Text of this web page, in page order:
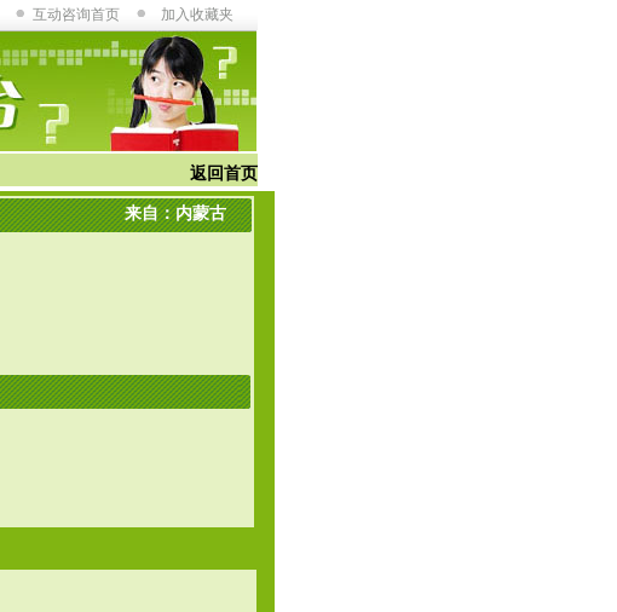
加入收藏夹
互动咨询首页
返回首页
来自：内蒙古